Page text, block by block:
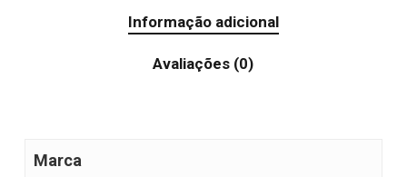
Informação adicional
Avaliações (0)
Marca